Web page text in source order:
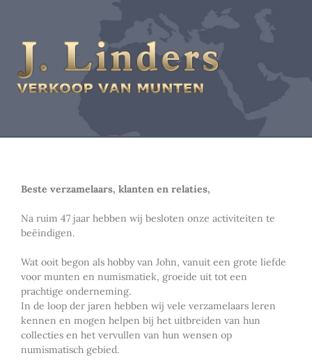
Beste verzamelaars, klanten en relaties,
Na ruim 47 jaar hebben wij besloten onze activiteiten te
beëindigen.
Wat ooit begon als hobby van John, vanuit een grote liefde
voor munten en numismatiek, groeide uit tot een
prachtige onderneming.
In de loop der jaren hebben wij vele verzamelaars leren
kennen en mogen helpen bij het uitbreiden van hun
collecties en het vervullen van hun wensen op
numismatisch gebied.